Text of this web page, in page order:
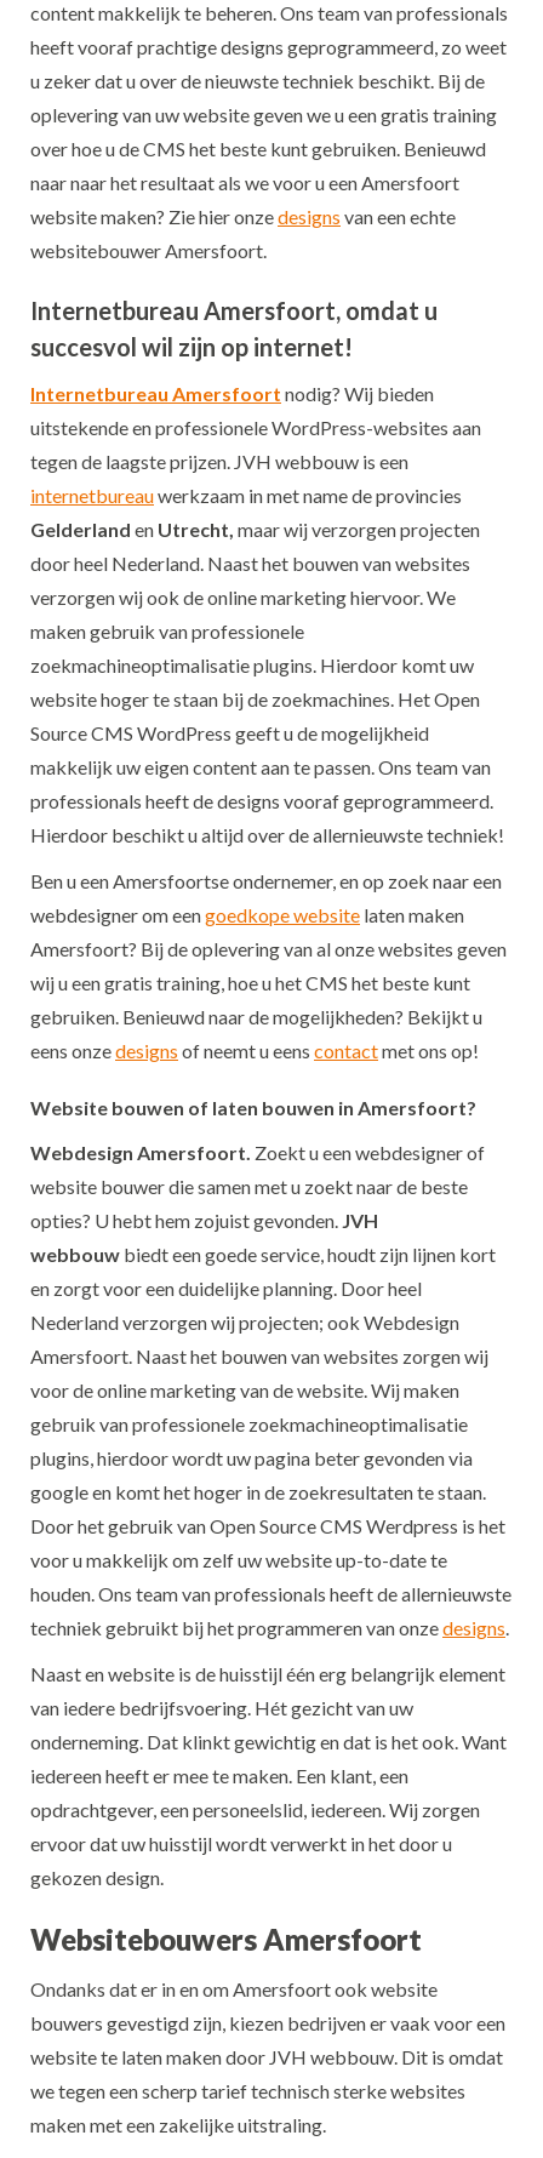
content makkelijk te beheren. Ons team van professionals
heeft vooraf prachtige designs geprogrammeerd, zo weet
u zeker dat u over de nieuwste techniek beschikt. Bij de
oplevering van uw website geven we u een gratis training
over hoe u de CMS het beste kunt gebruiken. Benieuwd
naar naar het resultaat als we voor u een Amersfoort
website maken? Zie hier onzedesigns van een echte
websitebouwer Amersfoort.
Internetbureau Amersfoort, omdat u
succesvol wil zijn op internet!
Internetbureau Amersfoort nodig? Wij bieden
uitstekende en professionele WordPress-websites aan
tegen de laagste prijzen. JVH webbouw is een
internetbureauwerkzaam in met name de provincies
Gelderland en Utrecht, maar wij verzorgen projecten
door heel Nederland. Naast het bouwen van websites
verzorgen wij ook de online marketing hiervoor. We
maken gebruik van professionele
zoekmachineoptimalisatie plugins. Hierdoor komt uw
website hoger te staan bij de zoekmachines. Het Open
Source CMS WordPress geeft u de mogelijkheid
makkelijk uw eigen content aan te passen. Ons team van
professionals heeft de designs vooraf geprogrammeerd.
Hierdoor beschikt u altijd over de allernieuwste techniek!
Ben u een Amersfoortse ondernemer, en op zoek naar een
webdesigner om eengoedkope website laten maken
Amersfoort? Bij de oplevering van al onze websites geven
wij u een gratis training, hoe u het CMS het beste kunt
gebruiken. Benieuwd naar de mogelijkheden? Bekijkt u
eens onzedesigns of neemt u eens contactmet ons op!
Website bouwen of laten bouwen in Amersfoort?
Webdesign Amersfoort. Zoekt u een webdesigner of
website bouwer die samen met u zoekt naar de beste
opties? U hebt hem zojuist gevonden. JVH
webbouw biedt een goede service, houdt zijn lijnen kort
en zorgt voor een duidelijke planning. Door heel
Nederland verzorgen wij projecten; ook Webdesign
Amersfoort. Naast het bouwen van websites zorgen wij
voor de online marketing van de website. Wij maken
gebruik van professionele zoekmachineoptimalisatie
plugins, hierdoor wordt uw pagina beter gevonden via
google en komt het hoger in de zoekresultaten te staan.
Door het gebruik van Open Source CMS Werdpress is het
voor u makkelijk om zelf uw website up-to-date te
houden. Ons team van professionals heeft de allernieuwste
techniek gebruikt bij het programmeren van onzedesigns.
Naast en website is de huisstijl één erg belangrijk element
van iedere bedrijfsvoering. Hét gezicht van uw
onderneming. Dat klinkt gewichtig en dat is het ook. Want
iedereen heeft er mee te maken. Een klant, een
opdrachtgever, een personeelslid, iedereen. Wij zorgen
ervoor dat uw huisstijl wordt verwerkt in het door u
gekozen design.
Websitebouwers Amersfoort
Ondanks dat er in en om Amersfoort ook website
bouwers gevestigd zijn, kiezen bedrijven er vaak voor een
website te laten maken door JVH webbouw. Dit is omdat
we tegen een scherp tarief technisch sterke websites
maken met een zakelijke uitstraling.